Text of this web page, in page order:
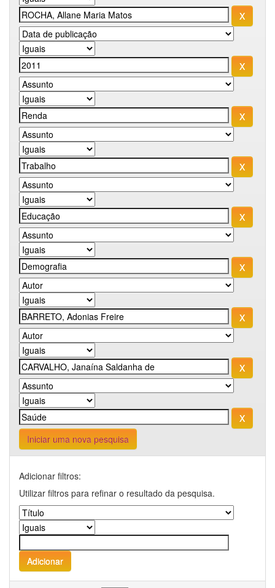
Iniciar uma nova pesquisa
Adicionar filtros:
Utilizar filtros para refinar o resultado da pesquisa.